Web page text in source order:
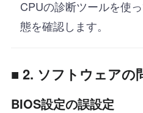
CPUの診断ツールを使
態を確認します。
■ 2. ソフトウェアの
BIOS設定の誤設定